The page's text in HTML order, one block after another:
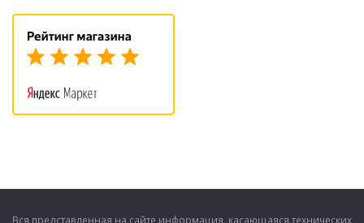
Вся представленная на сайте информация, касающаяся технических